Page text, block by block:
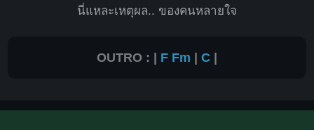
นี่แหละเหตุผล.. ของคนหลายใจ
OUTRO : | F Fm | C |